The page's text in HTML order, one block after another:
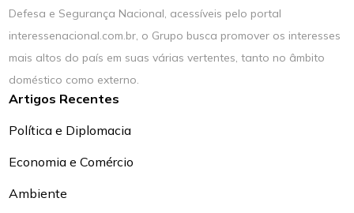
Defesa e Segurança Nacional, acessíveis pelo portal
interessenacional.com.br, o Grupo busca promover os interesses
mais altos do país em suas várias vertentes, tanto no âmbito
doméstico como externo.
Artigos Recentes
Política e Diplomacia
Economia e Comércio
Ambiente